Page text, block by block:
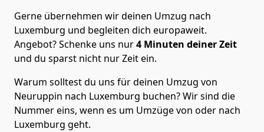
Gerne übernehmen wir deinen Umzug nach
Luxemburg und begleiten dich europaweit.
Angebot? Schenke uns nur4 Minuten deiner Zeit
und du sparst nicht nur Zeit ein.
Warum solltest du uns für deinen Umzug von
Neuruppin nach Luxemburg buchen? Wir sind die
Nummer eins, wenn es um Umzüge von oder nach
Luxemburg geht.